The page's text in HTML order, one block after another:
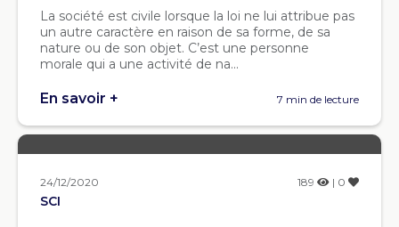
La société est civile lorsque la loi ne lui attribue pas
un autre caractère en raison de sa forme, de sa
nature ou de son objet. C’est une personne
morale qui a une activité de na...
En savoir + 7 min de lecture
24/12/2020 189 | 0
SCI